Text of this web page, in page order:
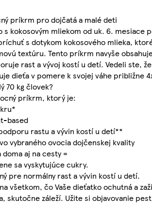
príkrm pro dojčatá a malé deti
s kokosovým mliekom od uk. 6. mesiace
s dotykom kokosového mlieka,
textúru. Tento príkrm navyše
rast a vývoj kostí u detí. Vedeli ste,
dieťa v pomere k svojej váhe približne
70 kg človek?
príkrm, ktorý je:
based
rastu a vývin kostí u detí**
vybraného ovocia dojčenskej kvality
doma aj na cesty =
sa vyskytujúce cukry.
pre normálny rast a vývin kostí u detí.
všetkom, čo Vaše dieťatko ochutná a
skutočne záleží. Užite si objavovanie